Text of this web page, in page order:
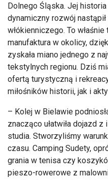
Dolnego Śląska. Jej
dynamiczny rozwój
włókienniczego. To
manufaktura w okolicy,
zyskała miano jednego z
tekstylnych regionu. Dziś
ofertą turystyczną i
miłośników historii, jak i
– Kolej w Bielawie
znacząco ułatwiła dojazd z
studia. Stworzyliśmy
czasu. Camping Sudety,
grania w tenisa czy
pieszo-rowerowe z